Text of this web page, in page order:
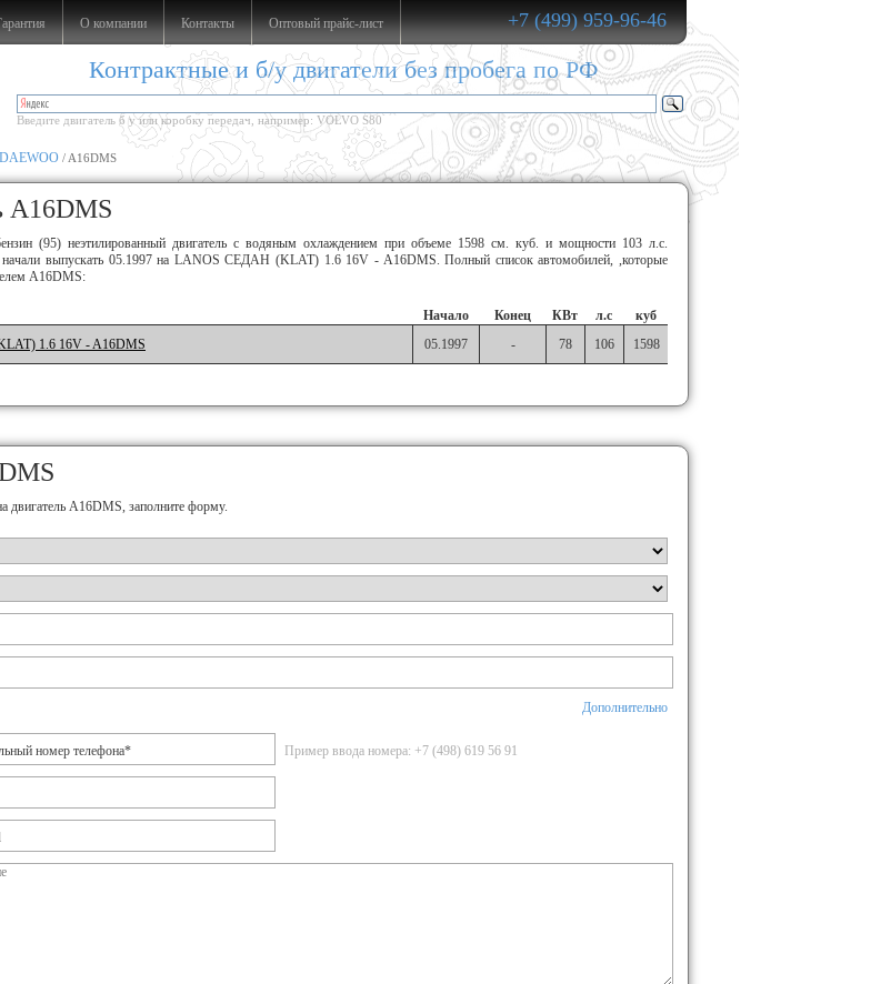
О компании Контакты Оптовый прайс-лист +7 (499) 959-96-46
Контрактные и б/у двигатели без пробега по РФ
Введите двигатель б у или коробку передач, например: VOLVO S80
DAEWOO / A16DMS
A16DMS
(95) неэтилированный двигатель с водяным охлаждением при объеме 1598 см. куб. и мощности 103 л.с.
начали выпускать 05.1997 на LANOS СЕДАН (KLAT) 1.6 16V - A16DMS. Полный список автомобилей, ,которые
A16DMS:
Начало Конец КВт л.с
куб
1.6 16V - A16DMS
05.1997 - 78 106 1598
двигатель A16DMS, заполните форму.
Дополнительно
Пример ввода номера: +7 (498) 619 56 91